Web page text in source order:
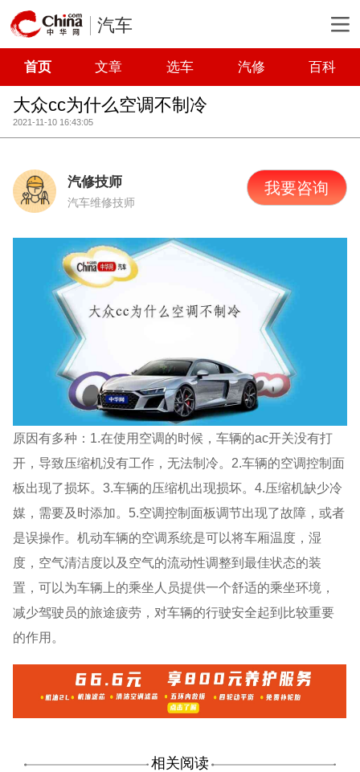
汽车
首页 文章 选车 汽修 百科
大众cc为什么空调不制冷
2021-11-10 16:43:05
汽修技师
汽车维修技师
我要咨询
原因有多种：1.在使用空调的时候，车辆的ac开关没有打
开，导致压缩机没有工作，无法制冷。2.车辆的空调控制面
板出现了损坏。3.车辆的压缩机出现损坏。4.压缩机缺少冷
媒，需要及时添加。5.空调控制面板调节出现了故障，或者
是误操作。机动车辆的空调系统是可以将车厢温度，湿
度，空气清洁度以及空气的流动性调整到最佳状态的装
置，可以为车辆上的乘坐人员提供一个舒适的乘坐环境，
减少驾驶员的旅途疲劳，对车辆的行驶安全起到比较重要
的作用。
相关阅读